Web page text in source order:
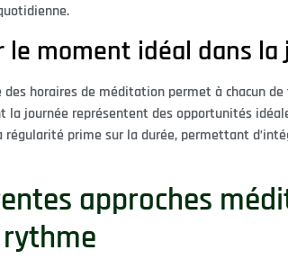
le moment idéal dans la
horaires de méditation permet à chacun
la journée représentent des opportunités
régularité prime sur la durée, permettant
approches